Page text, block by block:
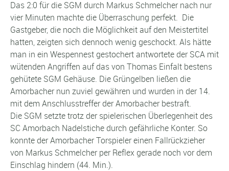
Das 2:0 für die SGM durch Markus Schmelcher nach nur
vier Minuten machte die Überraschung perfekt. Die
Gastgeber, die noch die Möglichkeit auf den Meistertitel
hatten, zeigten sich dennoch wenig geschockt. Als hätte
man in ein Wespennest gestochert antwortete der SCA mit
wütenden Angriffen auf das von Thomas Einfalt bestens
gehütete SGM Gehäuse. Die Grüngelben ließen die
Amorbacher nun zuviel gewähren und wurden in der 14.
mit dem Anschlusstreffer der Amorbacher bestraft.
Die SGM setzte trotz der spielerischen Überlegenheit des
SC Amorbach Nadelstiche durch gefährliche Konter. So
konnte der Amorbacher Torspieler einen Fallrückzieher
von Markus Schmelcher per Reflex gerade noch vor dem
Einschlag hindern (44. Min.).